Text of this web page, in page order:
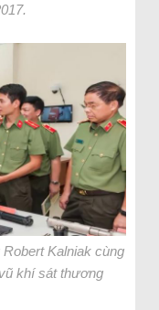
Kalniak cùng
khí sát thương